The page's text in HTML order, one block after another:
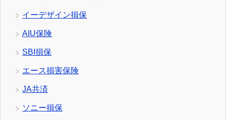
イーデザイン損保
AIU保険
SBI損保
エース損害保険
JA共済
ソニー損保